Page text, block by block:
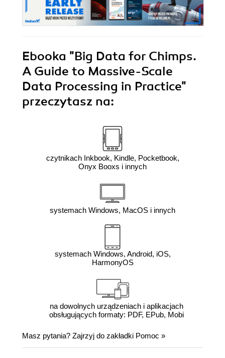
Ebooka "Big Data for Chimps.
A Guide to Massive-Scale
Data Processing in Practice"
przeczytasz na:
czytnikach Inkbook, Kindle, Pocketbook,
Onyx Booxs i innych
systemach Windows, MacOS i innych
systemach Windows, Android, iOS,
HarmonyOS
na dowolnych urządzeniach i aplikacjach
obsługujących formaty: PDF, EPub, Mobi
Masz pytania? Zajrzyj do zakładki Pomoc »